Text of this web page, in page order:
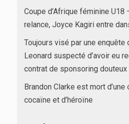
Coupe d’Afrique féminine U18
relance, Joyce Kagiri entre
Toujours visé par une enquête
Leonard suspecté d’avoir eu
contrat de sponsoring douteux
Brandon Clarke est mort
cocaïne et d’héroïne